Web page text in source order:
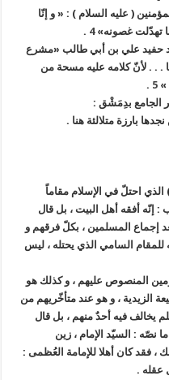
( عليه السلام ) : « و إنّا
تهدّلت غصونه»4
.
حفيد علي بن أبي طالب «مشرع
. . . لأنّ كلامه عليه مسحة من
»
5
.
الجامع بدِمَشْق :
بارزة متلالئة هنا .
الذي احتلّ في الإسلام مقاماً
إنّه أفقه أهل البيت ، بل قال
إجماع المسلمين ، بكلّ فرقهم و
السامي الذي يحتله ، ليس
المنصوص عليهم ، و كذلك هو
الزيدية ، و هو عند متأخّريهم من
يخالف فيه أحدٌ منهم ، بل قال
نصّه : السيّد الإمام ، زين
، فقد كان أهلا للإمامة العُظمى :
عقله .